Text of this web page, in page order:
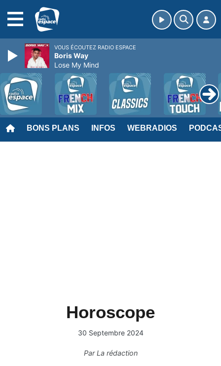
BONS PLANS INFOS WEBRADIOS
Horoscope
30 Septembre 2024
ParLa rédaction
VOUS ÉCOUTEZ RADIO ESPACE
Boris Way
Lose My Mind